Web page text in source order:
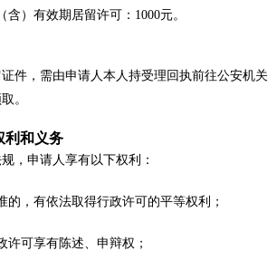
）有效期居留许可：1000元。
件，需由申请人本人持受理回执前往公安机关
。
利和义务
，申请人享有以下权利：
的，有依法取得行政许可的平等权利；
许可享有陈述、申辩权；